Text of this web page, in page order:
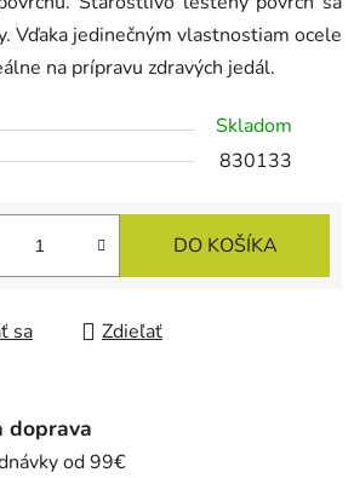
Vďaka jedinečným vlastnostiam ocele
na prípravu zdravých jedál.
Skladom
830133
DO KOŠÍKA
sa Zdieľať
doprava
od 99€